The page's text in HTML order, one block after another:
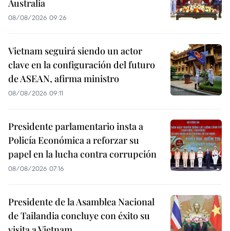
Australia
08/08/2026 09:26
Vietnam seguirá siendo un actor
clave en la configuración del futuro
de ASEAN, afirma ministro
08/08/2026 09:11
Presidente parlamentario insta a
Policía Económica a reforzar su
papel en la lucha contra corrupción
08/08/2026 07:16
Presidente de la Asamblea Nacional
de Tailandia concluye con éxito su